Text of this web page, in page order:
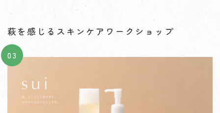
萩を感じるスキンケアワークショップ
03